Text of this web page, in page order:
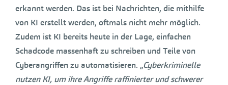
erkannt werden. Das ist bei Nachrichten, die mithilfe
von KI erstellt werden, oftmals nicht mehr möglich.
Zudem ist KI bereits heute in der Lage, einfachen
Schadcode massenhaft zu schreiben und Teile von
Cyberangriffen zu automatisieren. „Cyberkriminelle
nutzen KI, um ihre Angriffe raffinierter und schwerer